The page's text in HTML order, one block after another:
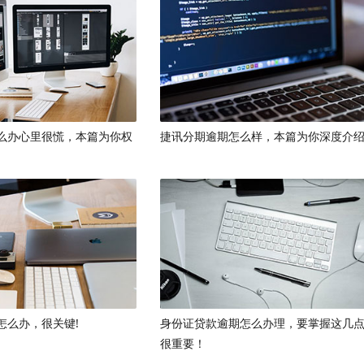
办心里很慌，本篇为你权 捷讯分期逾期怎么样，本篇为你深度介
么办，很关键!
身份证贷款逾期怎么办理，要掌握这几点
很重要！